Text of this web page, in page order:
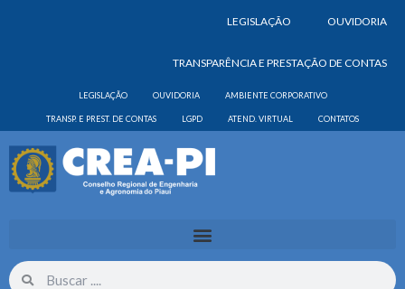
LEGISLAÇÃO OUVIDORIA
TRANSPARÊNCIA E PRESTAÇÃO DE CONTAS
LEGISLAÇÃO OUVIDORIA AMBIENTE CORPORATIVO
TRANSP. E PREST. DE CONTAS LGPD ATEND. VIRTUAL CONTATOS